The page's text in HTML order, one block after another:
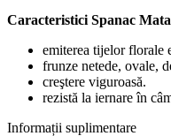
Caracteristici Spanac
emiterea tijelor florale
frunze netede, ovale,
creştere viguroasă.
rezistă la iernare în
Informații suplimentare